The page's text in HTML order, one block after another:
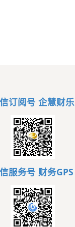
订阅号 企慧财乐
服务号 财务GPS